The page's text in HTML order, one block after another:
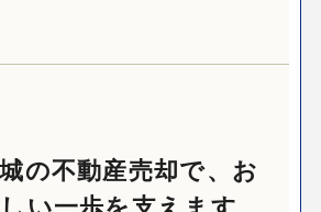
の不動産売却で、お
い一歩を支えます